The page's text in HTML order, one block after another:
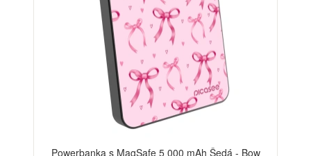
Powerbanka s MagSafe 5 000 mAh Šedá - Bow